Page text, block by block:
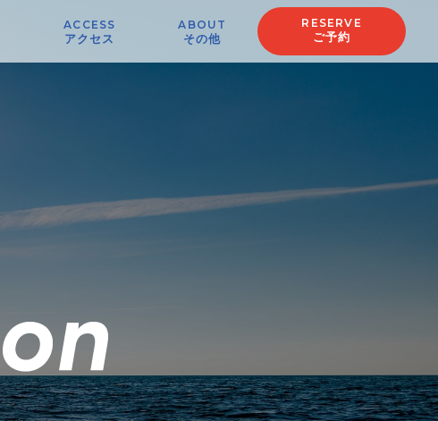
ACCESS
アクセス
ABOUT
その他
RESERVE
ご予約